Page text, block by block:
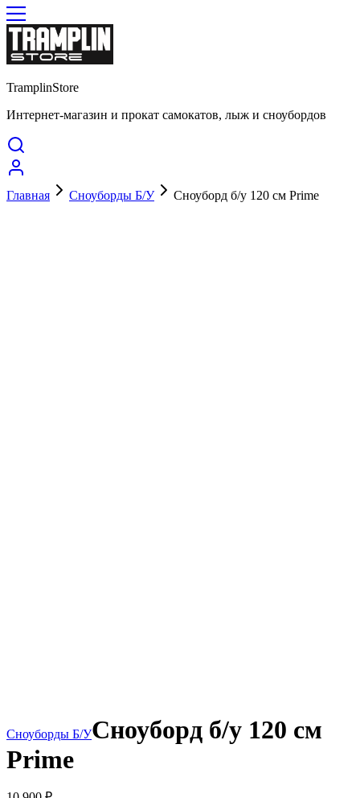
TramplinStore
Интернет-магазин и прокат самокатов, лыж и сноубордов
Главная Сноуборды Б/У Сноуборд б/у 120 см Prime
Сноуборды Б/УСноуборд б/у 120 см
Prime